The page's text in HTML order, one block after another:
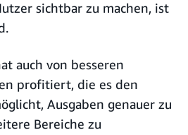
sichtbar zu machen, ist
auch von besseren
profitiert, die es den
Ausgaben genauer zu
Bereiche zu